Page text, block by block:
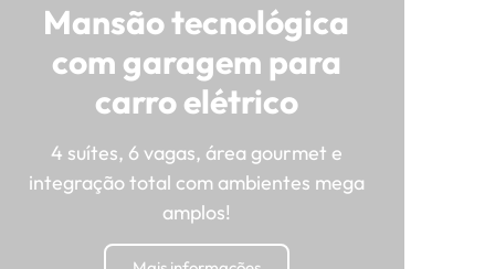
Mansão tecnológica
com garagem para
carro elétrico
4 suítes, 6 vagas, área gourmet e
integração total com ambientes mega
amplos!